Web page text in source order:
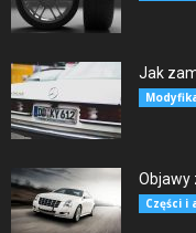
Jak
Objawy
Części i